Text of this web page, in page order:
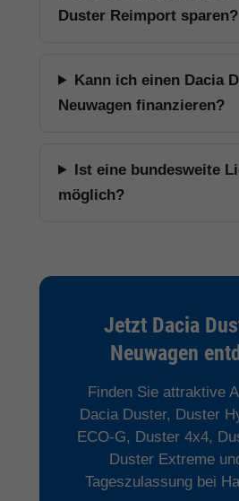
Duster Reimport sparen?
Kann ich einen Dacia
Neuwagen finanzieren?
Ist eine bundesweite
möglich?
Jetzt Dacia
Neuwagen
Finden Sie attraktive
Dacia Duster, Duster
ECO-G, Duster 4x4,
Duster Extreme
Tageszulassung bei